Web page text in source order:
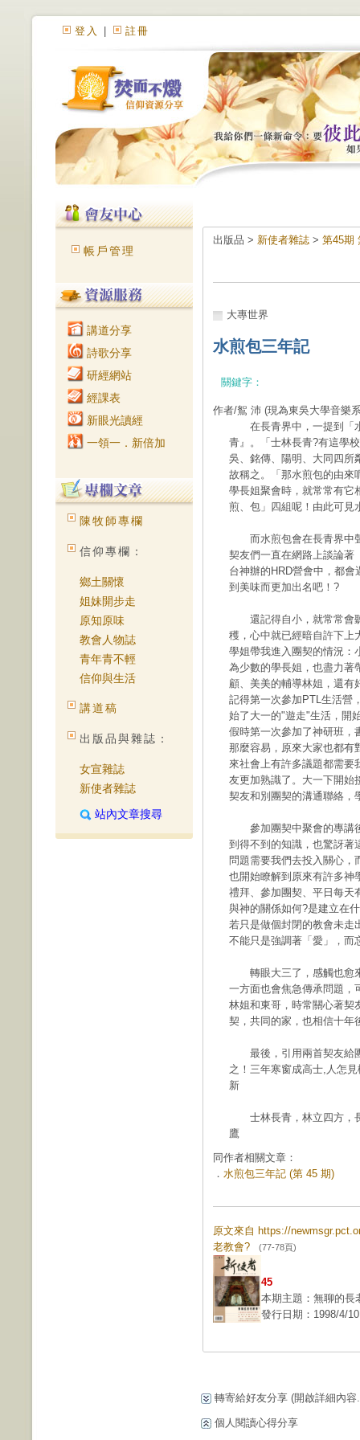
登入 註冊
帳戶管理
講道分享
詩歌分享
研經網站
經課表
新眼光讀經
一領一．新倍加
陳牧師專欄
信仰專欄：
鄉土關懷
姐妹開步走
原知原味
教會人物誌
青年青不輕
信仰與生活
講道稿
出版品與雜誌：
女宣雜誌
新使者雜誌
站內文章搜尋
出版品 > 新使者雜誌 > 第45期
大專世界
水煎包三年記
關鍵字：
作者/鴽 沛 (現為東吳大學音樂
在長青界中，一提到「
青』。「士林長青?有這學
吳、銘傳、陽明、大同四所
故稱之。「那水煎包的由來
學長姐聚會時，就常常有它
煎、包」四組呢！由此可見
而水煎包會在長青界中聲
契友們一直在網路上談論著
台神辦的HRD營會中，都
到美味而更加出名吧！?
還記得自小，就常常會聽
穫，心中就已經暗自許下上
學姐帶我進入團契的情況：
為少數的學長姐，也盡力
顧、美美的輔導林姐，還有
記得第一次參加PTL生活營
始了大一的"遊走"生活，開
假時第一次參加了神研班，
那麼容易，原來大家也都有
來社會上有許多議題都需要
友更加熟識了。大一下開始
契友和別團契的溝通聯絡，
參加團契中聚會的專講後
到得不到的知識，也驚訝著
問題需要我們去投入關心，
也開始瞭解到原來有許多神
禮拜、參加團契、平日每天
與神的關係如何?是建立在
若只是做個封閉的教會未走
不能只是強調著「愛」，而
轉眼大三了，感觸也愈來
一方面也會焦急傳承問題，
林姐和東哥，時常關心著契
契，共同的家，也相信十年
最後，引用兩首契友給團
之！三年寒窗成高士,人怎
新
士林長青，林立四方，長
鷹
同作者相關文章：
． 水煎包三年記 (第 45 期)
原文來自 https://
老教會? (77-78頁)
45
本期主題：無聊的長
發行日期：1998/4/10
轉寄給好友分享 (開啟詳細內容
個人閱讀心得分享